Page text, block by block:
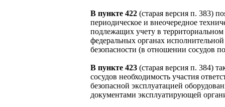
В пункте 422 (старая версия п. 383)
периодическое и внеочередное
подлежащих учету в
федеральных органах
безопасности (в отношении сосудов
В пункте 423 (старая версия п. 384)
сосудов необходимость участия
безопасной эксплуатацией
документами эксплуатирующей